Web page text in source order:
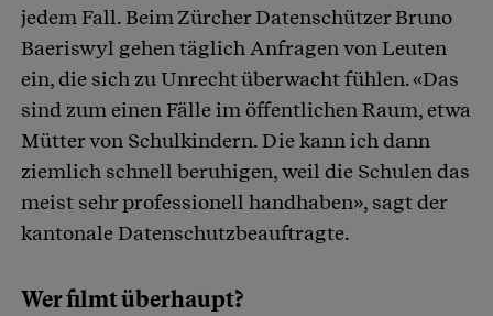
jedem Fall. Beim Zürcher Datenschützer Bruno
Baeriswyl gehen täglich Anfragen von Leuten
ein, die sich zu Unrecht überwacht fühlen. «Das
sind zum einen Fälle im öffentlichen Raum, etwa
Mütter von Schulkindern. Die kann ich dann
ziemlich schnell beruhigen, weil die Schulen das
meist sehr professionell handhaben», sagt der
kantonale Datenschutzbeauftragte.
Wer filmt überhaupt?